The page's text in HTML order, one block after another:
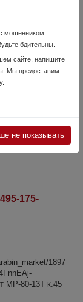
F идеальном
средство для
175-
1897
МР-80-13Т к.45
мошенником.
бдительны.
сайте, напишите
Мы предоставим
не показывать